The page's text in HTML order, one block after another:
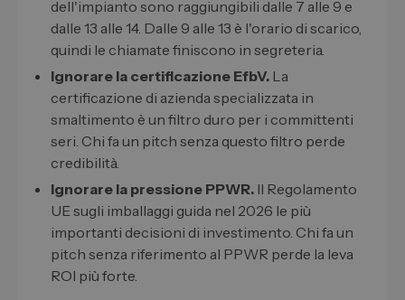
dell'impianto sono raggiungibili dalle 7 alle 9 e
dalle 13 alle 14. Dalle 9 alle 13 è l'orario di scarico,
quindi le chiamate finiscono in segreteria.
Ignorare la certificazione EfbV. La
certificazione di azienda specializzata in
smaltimento è un filtro duro per i committenti
seri. Chi fa un pitch senza questo filtro perde
credibilità.
Ignorare la pressione PPWR. Il Regolamento
UE sugli imballaggi guida nel 2026 le più
importanti decisioni di investimento. Chi fa un
pitch senza riferimento al PPWR perde la leva
ROI più forte.